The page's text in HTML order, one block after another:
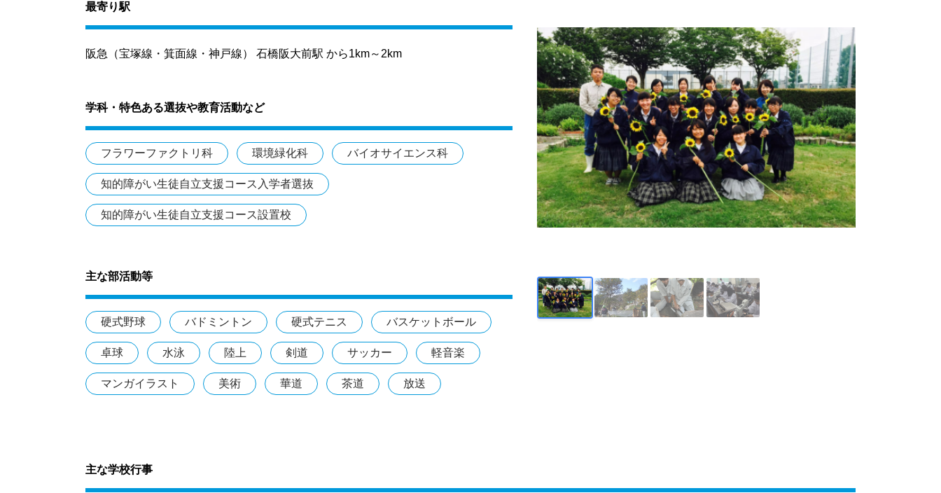
最寄り駅
阪急（宝塚線・箕面線・神戸線） 石橋阪大前駅 から1km～2km
学科・特色ある選抜や教育活動など
フラワーファクトリ科 環境緑化科 バイオサイエンス科
知的障がい生徒自立支援コース入学者選抜
知的障がい生徒自立支援コース設置校
主な部活動等
硬式野球 バドミントン 硬式テニス バスケットボール
卓球 水泳 陸上 剣道 サッカー 軽音楽
マンガイラスト 美術 華道 茶道 放送
主な学校行事